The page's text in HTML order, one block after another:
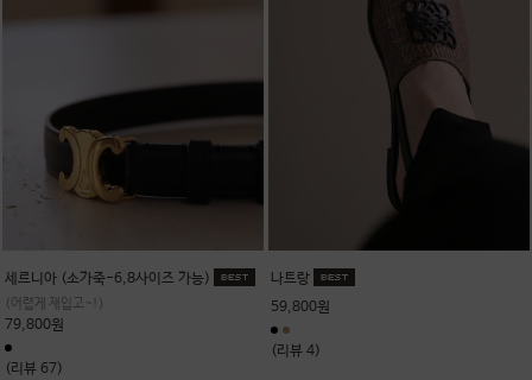
세르니아 (소가죽-6,8사이즈 가능)
(어렵게 재입고~!)
79,800원
(리뷰 67)
나트랑
59,800원
(리뷰 4)